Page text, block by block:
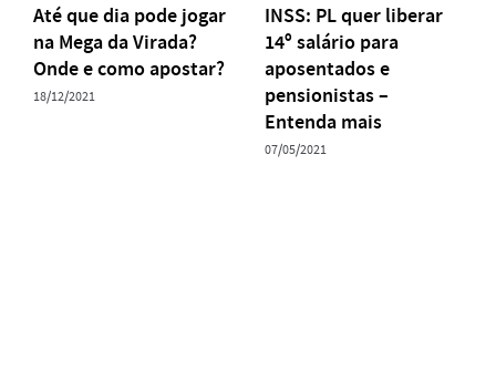
Até que dia pode jogar
na Mega da Virada?
Onde e como apostar?
18/12/2021
INSS: PL quer liberar
14º salário para
aposentados e
pensionistas –
Entenda mais
07/05/2021